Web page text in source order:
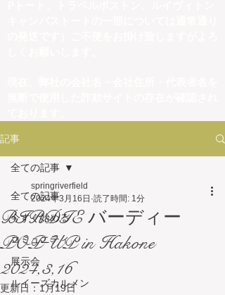
これらのサイトは、弊社とは一切関係がござ
いません。
弊社は、フランスを中心とした輸入商品を専
門に取り扱っており、他ジャンルの商品は一
切販売しておりません。
弊社の取扱商品内容と異なる商品を掲載して
いるサイトにつきましては、詐欺サイトの可
能性がございますので、十分にご注意くださ
い。
記事
全ての記事
今すぐ始める
コミュニティ
展示会
ルイーズカルメン
全ての記事
BIRDIE バーディー
POP UP in Hakone
2024,3,16
springriverfield
2024年3月16日 読了時間: 1分
更新日： 1月19日